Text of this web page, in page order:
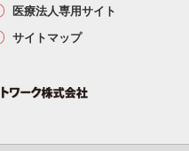
医療法人専用サイト
サイトマップ